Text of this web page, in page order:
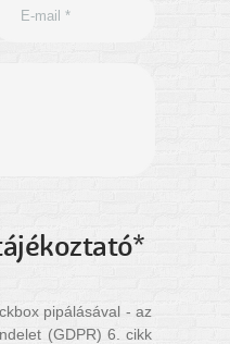
pipálásával - az
(GDPR) 6. cikk